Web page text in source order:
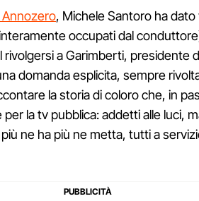
Annozero, Michele Santoro ha
occupati dal
rivolgersi a Garimberti, presidente
domanda esplicita, sempre
la storia di coloro che, in
la tv pubblica: addetti alle luci,
ne ha più ne metta, tutti a